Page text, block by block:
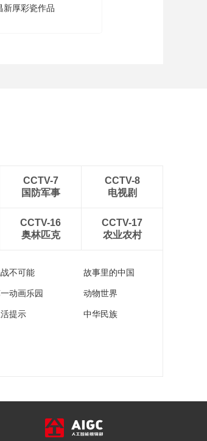
新厚彩瓷作品
CCTV-7
国防军事
CCTV-8
电视剧
CCTV-16
奥林匹克
CCTV-17
农业农村
不可能 故事里的中国
动画乐园 动物世界
提示 中华民族